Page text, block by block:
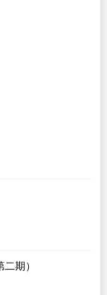
期）